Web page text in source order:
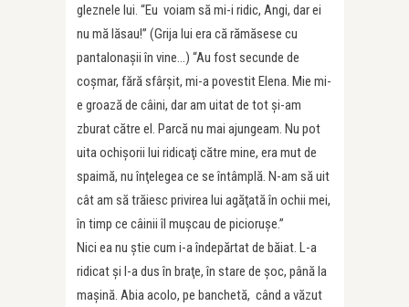
gleznele lui. “Eu voiam să mi-i ridic, Angi, dar ei
nu mă lăsau!” (Grija lui era că rămăsese cu
pantalonaşii în vine…) “Au fost secunde de
coşmar, fără sfârşit, mi-a povestit Elena. Mie mi-
e groază de câini, dar am uitat de tot şi-am
zburat către el. Parcă nu mai ajungeam. Nu pot
uita ochişorii lui ridicaţi către mine, era mut de
spaimă, nu înţelegea ce se întâmplă. N-am să uit
cât am să trăiesc privirea lui agăţată în ochii mei,
în timp ce câinii îl muşcau de picioruşe.”
Nici ea nu ştie cum i-a îndepărtat de băiat. L-a
ridicat şi l-a dus în braţe, în stare de şoc, până la
maşină. Abia acolo, pe banchetă, când a văzut